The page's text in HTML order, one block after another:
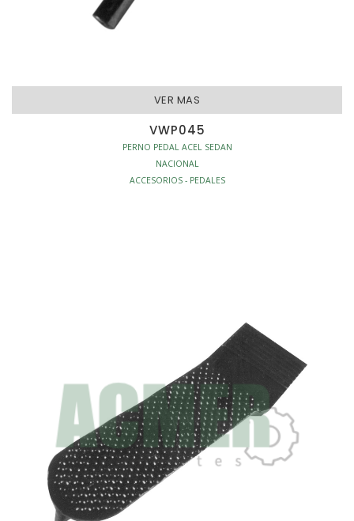
VER MAS
VWP045
PERNO PEDAL ACEL SEDAN
NACIONAL
ACCESORIOS - PEDALES